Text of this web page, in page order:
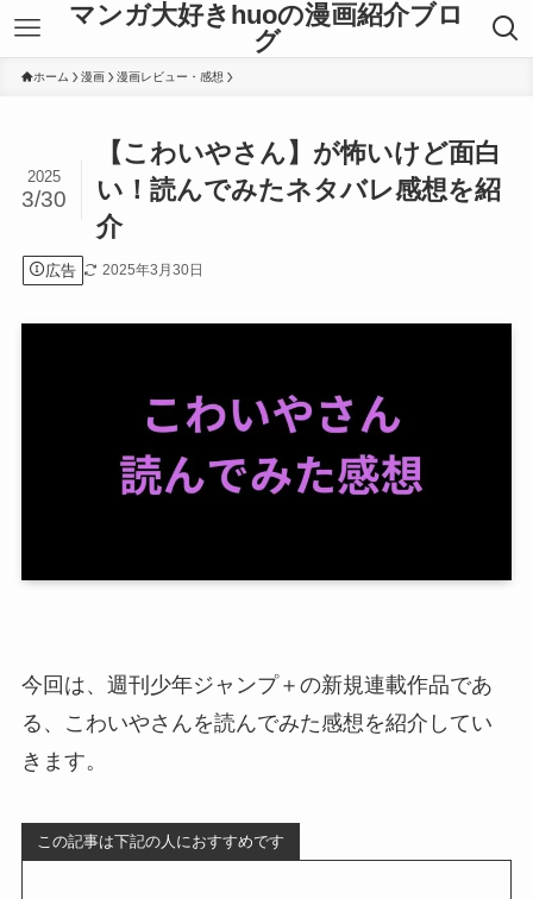
マンガ大好きhuoの漫画紹介ブロ
グ
ホーム 漫画 漫画レビュー・感想
【こわいやさん】が怖いけど面白
い！読んでみたネタバレ感想を紹
介
2025
3/30
広告 2025年3月30日
今回は、週刊少年ジャンプ＋の新規連載作品であ
る、こわいやさんを読んでみた感想を紹介してい
きます。
この記事は下記の人におすすめです